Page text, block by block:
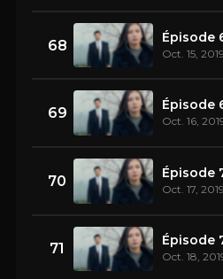
68 Épisode
Oct. 15, 2019
69 Épisode
Oct. 16,
70 Épisode
Oct. 17, 2019
71 Épisode
Oct. 18,